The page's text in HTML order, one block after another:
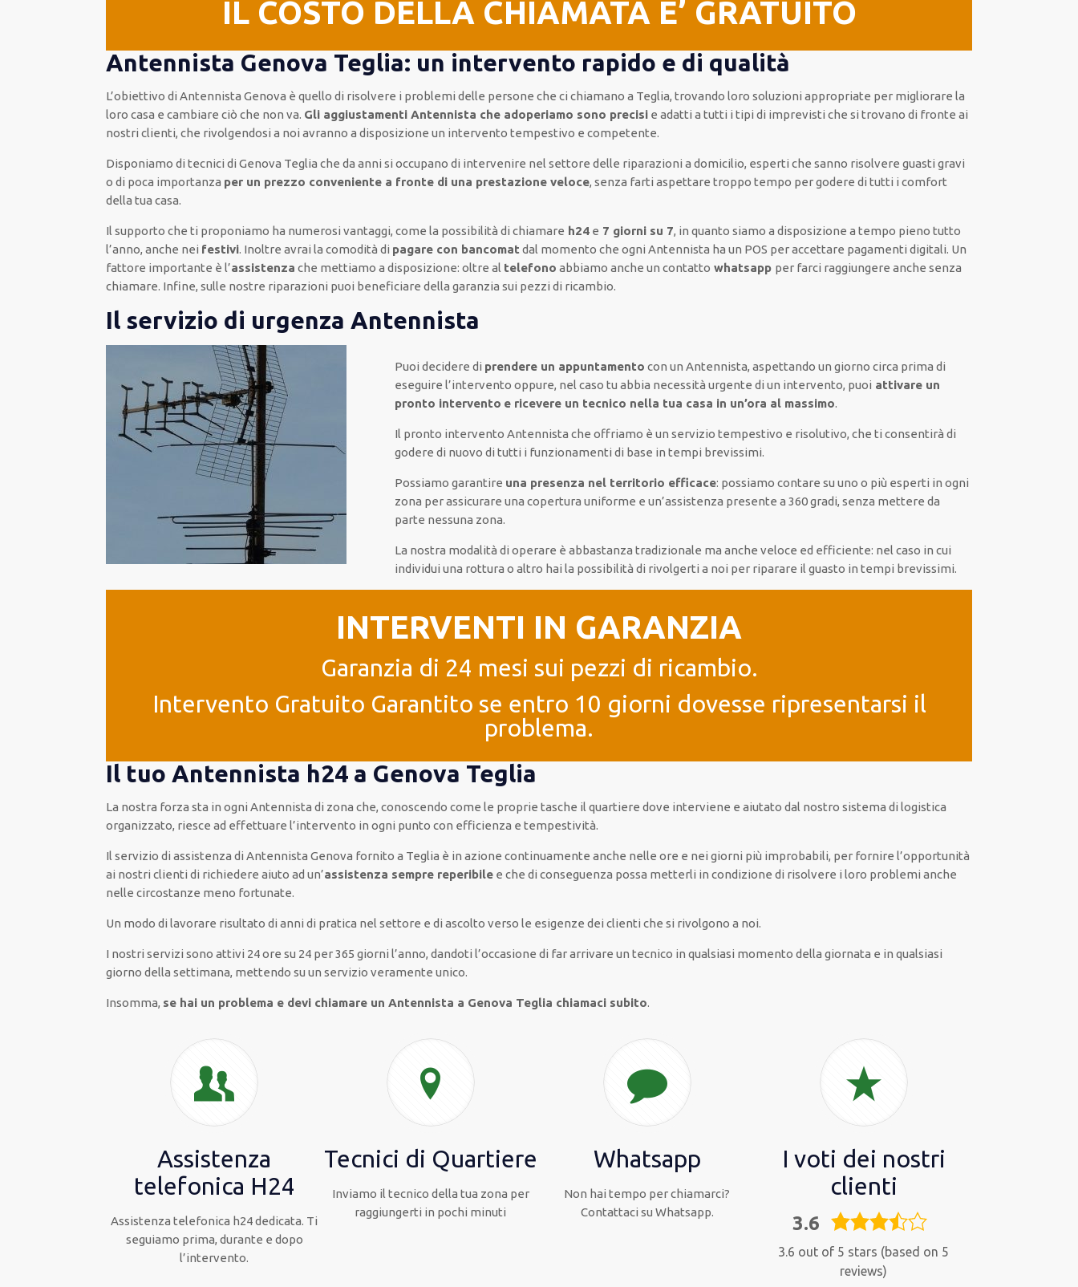
IL COSTO DELLA CHIAMATA E’ GRATUITO
Antennista Genova Teglia: un intervento rapido e di qualità
L’obiettivo di Antennista Genova è quello di risolvere i problemi delle persone checi chiamano a Teglia, trovando lorosoluzioni appropriate per migliorare la
loro casa e cambiare ciò che non va. Gli aggiustamenti Antennista che adoperiamo sono precisi eadatti a tutti i tipi di imprevisti che si trovano di fronte ai
nostri clienti, che rivolgendosi a noi avranno a disposizione un interventotempestivo e competente.
Disponiamo ditecnici di Genova Teglia che da anni si occupano di intervenire nel settore delle riparazioni a domicilio, espertiche sanno risolvere guasti gravi
o di poca importanza per un prezzo conveniente a fronte di una prestazione veloce, senza fartiaspettare troppo tempo per godere di tutti i comfort
della tua casa.
Il supporto che ti proponiamo ha numerosi vantaggi, come la possibilità di chiamare h24 e 7 giorni su 7, in quanto siamo a disposizionea tempo pieno tutto
l’anno, anche nei festivi. Inoltreavrai la comodità di pagare con bancomat dal momento che ogni Antennista haun POS per accettare pagamentidigitali. Un
fattore importante è l’assistenza che mettiamo a disposizione: oltre al telefono abbiamo anche uncontatto whatsapp per farci raggiungere anche senza
chiamare. Infine,sulle nostre riparazioni puoi beneficiare dellagaranzia sui pezzi di ricambio.
Il servizio di urgenza Antennista
Puoi decidere di prendereun appuntamento con un Antennista, aspettando un giorno circa prima di
eseguire l’intervento oppure, nel caso tu abbia necessità urgente di un intervento, puoi attivareun
pronto intervento e ricevere un tecnico nella tua casa in un’ora al massimo.
Il pronto intervento Antennista che offriamo è un servizio tempestivo e risolutivo, che ti consentirà di
godere di nuovo di tutti i funzionamenti di base in tempi brevissimi.
Possiamo garantire una presenza nel territorio efficace: possiamo contare su uno o più esperti in ogni
zona perassicurare una copertura uniforme e un’assistenza presente a 360 gradi, senza mettere da
parte nessuna zona.
La nostra modalità di operare è abbastanza tradizionale ma anche veloce ed efficiente: nel caso in cui
individui una rottura o altro hai la possibilità di rivolgerti a noi per riparare il guasto in tempi brevissimi.
INTERVENTI IN GARANZIA
Garanzia di 24 mesi sui pezzi di ricambio.
Intervento Gratuito Garantito se entro 10 giorni dovesse ripresentarsi il
problema.
Il tuo Antennista h24 a Genova Teglia
La nostra forza sta in ogni Antennista di zona che, conoscendo come le proprie tasche il quartiere dove interviene eaiutato dal nostro sistema di logistica
organizzato, riesce ad effettuare l’intervento in ogni punto con efficienza e tempestività.
Il servizio di assistenza di Antennista Genova fornito a Teglia è in azione continuamente anche nelle ore e nei giorni più improbabili, per fornire l’opportunità
ai nostri clienti di richiedere aiuto ad un’assistenza sempre reperibile e chedi conseguenza possa metterli in condizione di risolvere i loro problemi anche
nelle circostanze meno fortunate.
Un modo di lavorare risultato di anni di pratica nel settore e di ascolto verso le esigenzedei clienti che si rivolgono a noi.
I nostri servizi sono attivi 24 ore su 24 per365 giorni l’anno, dandoti l’occasione di fararrivare untecnico inqualsiasi momento della giornata e inqualsiasi
giorno della settimana, mettendo su un servizioveramente unico.
Insomma, se hai un problema e devi chiamare un Antennista a Genova Teglia chiamaci subito.
Assistenza
telefonica H24
Assistenza telefonica h24 dedicata. Ti
seguiamo prima, durante e dopo
l’intervento.
Tecnici di Quartiere
Inviamo il tecnico della tua zona per
raggiungerti in pochi minuti
Whatsapp
Non hai tempo per chiamarci?
Contattaci su Whatsapp.
I voti dei nostri
clienti
3.6
3,6
3.6 out of 5 stars (based on 5
reviews)